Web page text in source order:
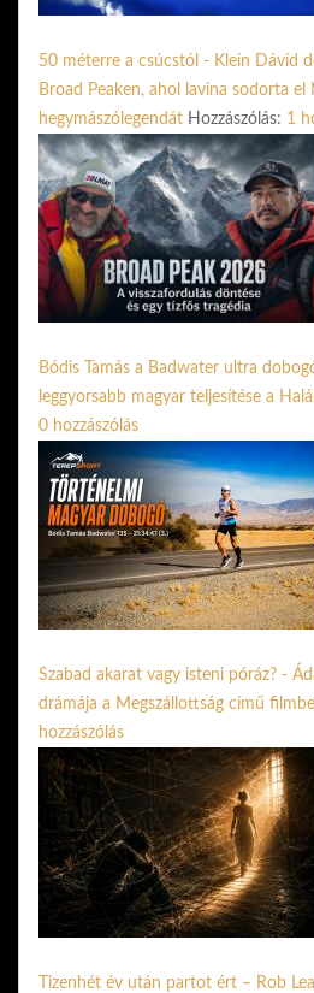
50 méterre a csúcstól - Klein Dávid
Broad Peaken, ahol lavina sodorta el
hegymászólegendát Hozzászólás: 1
Bódis Tamás a Badwater ultra
leggyorsabb magyar teljesítése a
0 hozzászólás
Szabad akarat vagy isteni póráz? -
drámája a Megszállottság című
hozzászólás
Tizenhét év után partot ért – Rob